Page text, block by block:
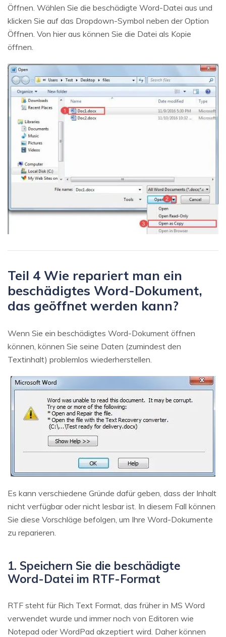
Öffnen. Wählen Sie die beschädigte Word-Datei aus und
klicken Sie auf das Dropdown-Symbol neben der Option
Öffnen. Von hier aus können Sie die Datei als Kopie
öffnen.
Teil 4 Wie repariert man ein
beschädigtes Word-Dokument,
das geöffnet werden kann?
Wenn Sie ein beschädigtes Word-Dokument öffnen
können, können Sie seine Daten (zumindest den
Textinhalt) problemlos wiederherstellen.
Es kann verschiedene Gründe dafür geben, dass der Inhalt
nicht verfügbar oder nicht lesbar ist. In diesem Fall können
Sie diese Vorschläge befolgen, um Ihre Word-Dokumente
zu reparieren.
1. Speichern Sie die beschädigte
Word-Datei im RTF-Format
RTF steht für Rich Text Format, das früher in MS Word
verwendet wurde und immer noch von Editoren wie
Notepad oder WordPad akzeptiert wird. Daher können